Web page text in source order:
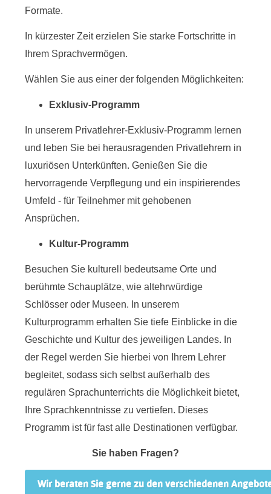
Formate.
In kürzester Zeit erzielen Sie starke Fortschritte in
Ihrem Sprachvermögen.
Wählen Sie aus einer der folgenden Möglichkeiten:
Exklusiv-Programm
In unserem Privatlehrer-Exklusiv-Programm lernen
und leben Sie bei herausragenden Privatlehrern in
luxuriösen Unterkünften. Genießen Sie die
hervorragende Verpflegung und ein inspirierendes
Umfeld - für Teilnehmer mit gehobenen
Ansprüchen.
Kultur-Programm
Besuchen Sie kulturell bedeutsame Orte und
berühmte Schauplätze, wie altehrwürdige
Schlösser oder Museen. In unserem
Kulturprogramm erhalten Sie tiefe Einblicke in die
Geschichte und Kultur des jeweiligen Landes. In
der Regel werden Sie hierbei von Ihrem Lehrer
begleitet, sodass sich selbst außerhalb des
regulären Sprachunterrichts die Möglichkeit bietet,
Ihre Sprachkenntnisse zu vertiefen. Dieses
Programm ist für fast alle Destinationen verfügbar.
Sie haben Fragen?
Wir beraten Sie gerne zu den verschiedenen